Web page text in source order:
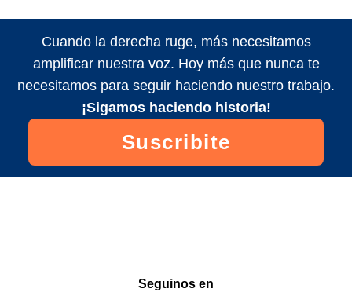
Cuando la derecha ruge, más necesitamos
amplificar nuestra voz. Hoy más que nunca te
necesitamos para seguir haciendo nuestro trabajo.
¡Sigamos haciendo historia!
Suscribite
Seguinos en